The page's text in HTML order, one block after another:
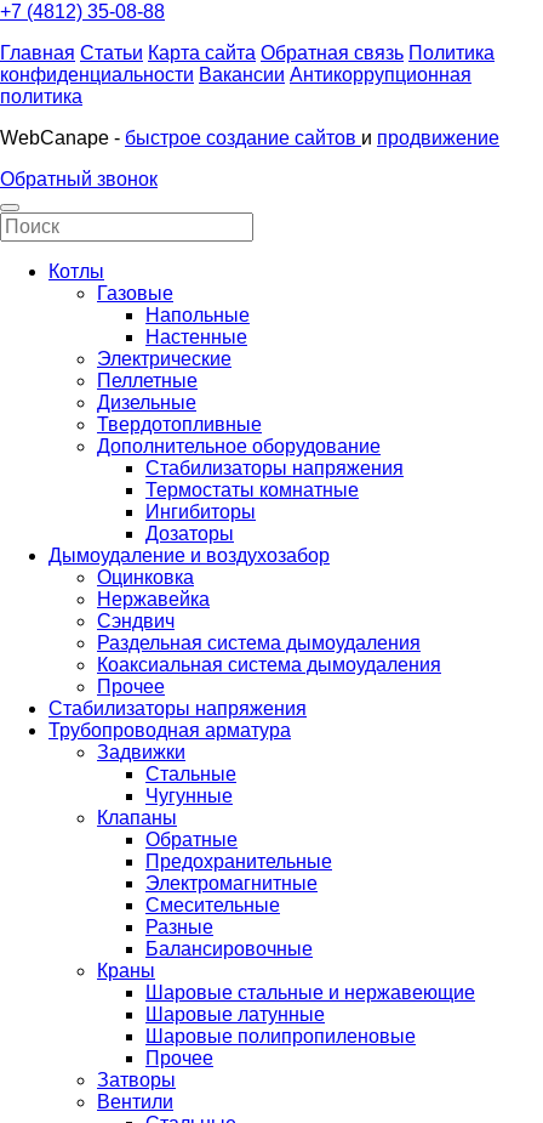
+7 (4812) 35-08-88
Главная Статьи Карта сайта Обратная связь Политика
конфиденциальности Вакансии Антикоррупционная
политика
WebCanape - быстрое создание сайтов и продвижение
Обратный звонок
Котлы
Газовые
Напольные
Настенные
Электрические
Пеллетные
Дизельные
Твердотопливные
Дополнительное оборудование
Стабилизаторы напряжения
Термостаты комнатные
Ингибиторы
Дозаторы
Дымоудаление и воздухозабор
Оцинковка
Нержавейка
Сэндвич
Раздельная система дымоудаления
Коаксиальная система дымоудаления
Прочее
Стабилизаторы напряжения
Трубопроводная арматура
Задвижки
Стальные
Чугунные
Клапаны
Обратные
Предохранительные
Электромагнитные
Смесительные
Разные
Балансировочные
Краны
Шаровые стальные и нержавеющие
Шаровые латунные
Шаровые полипропиленовые
Прочее
Затворы
Вентили